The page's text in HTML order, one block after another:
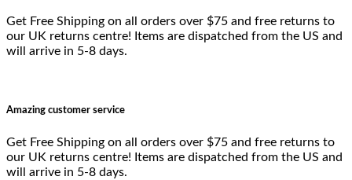
Get Free Shipping on all orders over $75 and free returns to
our UK returns centre! Items are dispatched from the US and
will arrive in 5-8 days.
Amazing customer service
Get Free Shipping on all orders over $75 and free returns to
our UK returns centre! Items are dispatched from the US and
will arrive in 5-8 days.